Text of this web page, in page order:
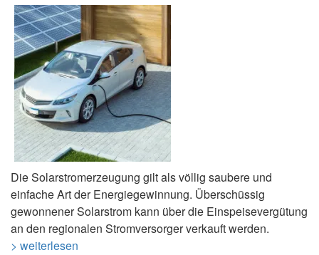
Die Solarstromerzeugung gilt als völlig saubere und
einfache Art der Energiegewinnung. Überschüssig
gewonnener Solarstrom kann über die Einspeisevergütung
an den regionalen Stromversorger verkauft werden.
> weiterlesen